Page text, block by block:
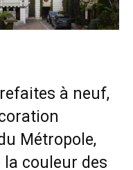
à neuf,
Métropole,
la couleur des